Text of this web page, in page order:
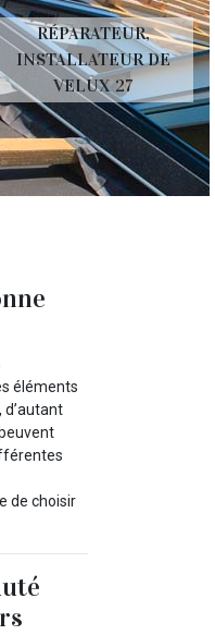
RÉPARATEUR,
INSTALLATEUR DE
VELUX 27
éléments
de choisir